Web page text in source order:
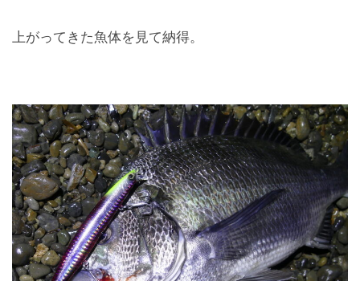
上がってきた魚体を見て納得。